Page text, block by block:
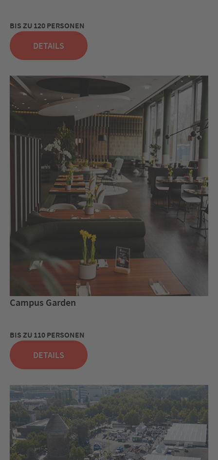
BIS ZU 120 PERSONEN
DETAILS
Campus Garden
BIS ZU 110 PERSONEN
DETAILS